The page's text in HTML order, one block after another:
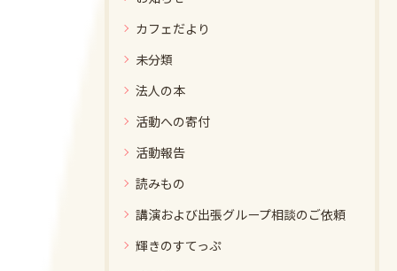
カフェだより
未分類
法人の本
活動への寄付
活動報告
読みもの
講演および出張グループ相談のご依頼
輝きのすてっぷ